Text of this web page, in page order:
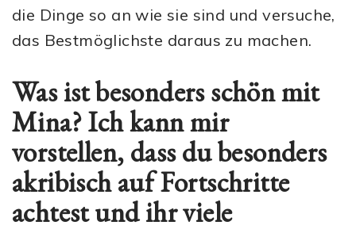
die Dinge so an wie sie sind und versuche,
das Bestmöglichste daraus zu machen.
Was ist besonders schön mit
Mina? Ich kann mir
vorstellen, dass du besonders
akribisch auf Fortschritte
achtest und ihr viele